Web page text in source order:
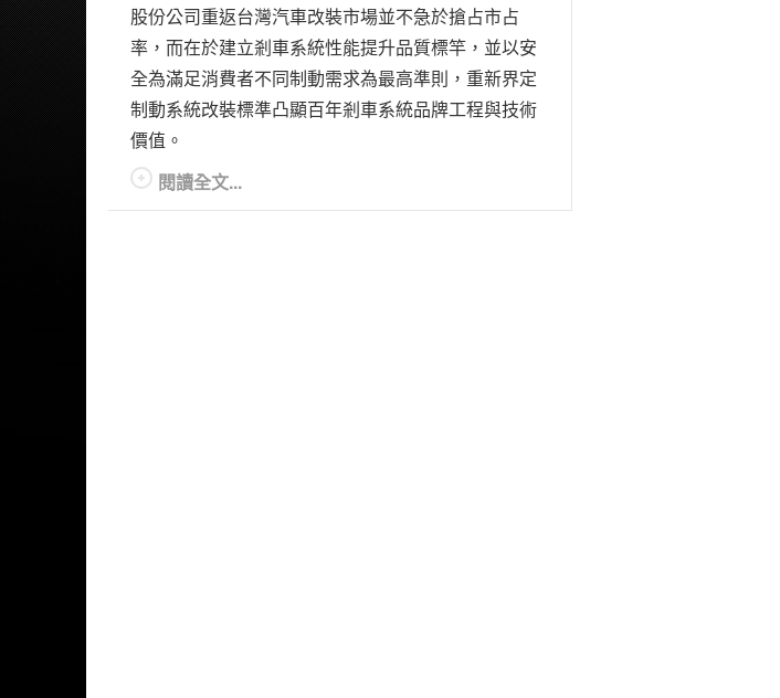
股份公司重返台灣汽車改裝市場並不急於搶占市占
率，而在於建立剎車系統性能提升品質標竿，並以安
全為滿足消費者不同制動需求為最高準則，重新界定
制動系統改裝標準凸顯百年剎車系統品牌工程與技術
價值。
閱讀全文...